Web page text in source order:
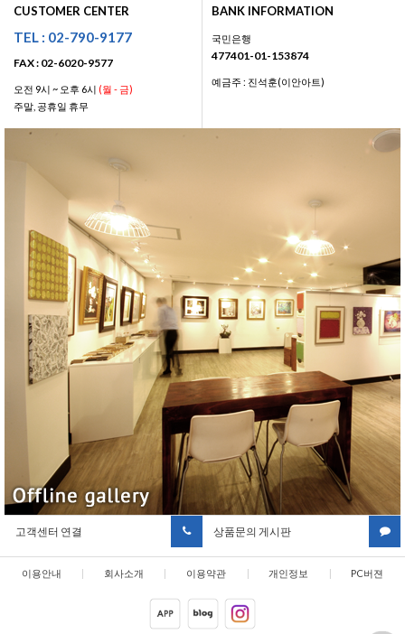
CUSTOMER CENTER
TEL : 02-790-9177
FAX : 02-6020-9577
오전 9시 ~ 오후 6시 (월 - 금)
주말, 공휴일 휴무
BANK INFORMATION
국민은행
477401-01-153874
예금주 : 진석훈(이안아트)
고객센터 연결 상품문의 게시판
이용안내 | 회사소개 | 이용약관 | 개인정보 | PC버젼